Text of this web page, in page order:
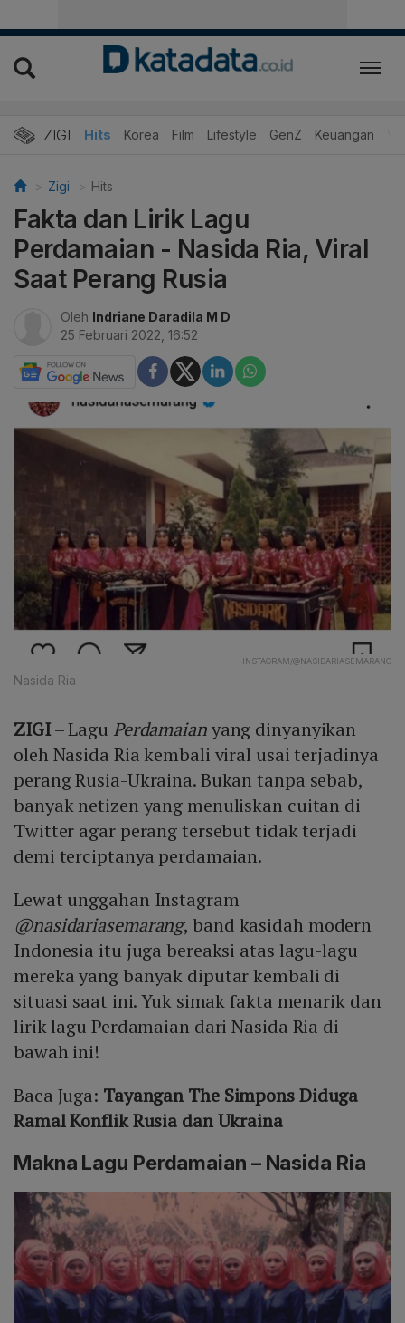
ZIGI Hits Korea Film Lifestyle GenZ Keuangan
Zigi Hits
Fakta dan Lirik Lagu
Perdamaian - Nasida Ria, Viral
Saat Perang Rusia
Oleh Indriane Daradila M D
25 Februari 2022, 16:52
INSTAGRAM/@NASIDARIASEMARANG
Nasida Ria
ZIGI– Lagu Perdamaianyang dinyanyikan
oleh Nasida Ria kembali viral usai terjadinya
perang Rusia-Ukraina. Bukan tanpa sebab,
banyak netizen yang menuliskan cuitan di
Twitter agar perang tersebut tidak terjadi
demi terciptanya perdamaian.
Lewat unggahan Instagram
@nasidariasemarang, band kasidah modern
Indonesia itu juga bereaksi atas lagu-lagu
mereka yang banyak diputar kembali di
situasi saat ini. Yuk simak fakta menarik dan
lirik lagu Perdamaian dari Nasida Ria di
bawah ini!
Baca Juga: Tayangan The Simpons Diduga
Ramal Konflik Rusia dan Ukraina
Makna Lagu Perdamaian – Nasida Ria